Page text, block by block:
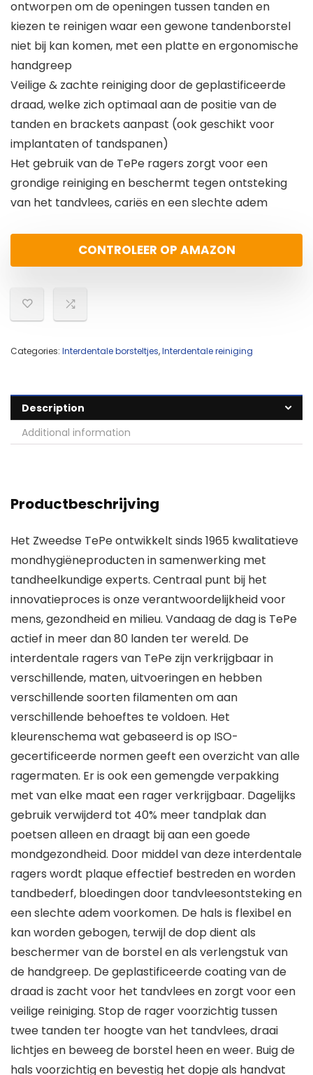
ontworpen om de openingen tussen tanden en
kiezen te reinigen waar een gewone tandenborstel
niet bij kan komen, met een platte en ergonomische
handgreep
Veilige & zachte reiniging door de geplastificeerde
draad, welke zich optimaal aan de positie van de
tanden en brackets aanpast (ook geschikt voor
implantaten of tandspanen)
Het gebruik van de TePe ragers zorgt voor een
grondige reiniging en beschermt tegen ontsteking
van het tandvlees, cariës en een slechte adem
CONTROLEER OP AMAZON
Categories: Interdentale borsteltjes,Interdentale reiniging
Description
Additional information
Productbeschrijving
Het Zweedse TePe ontwikkelt sinds 1965 kwalitatieve
mondhygiëneproducten in samenwerking met
tandheelkundige experts. Centraal punt bij het
innovatieproces is onze verantwoordelijkheid voor
mens, gezondheid en milieu. Vandaag de dag is TePe
actief in meer dan 80 landen ter wereld. De
interdentale ragers van TePe zijn verkrijgbaar in
verschillende, maten, uitvoeringen en hebben
verschillende soorten filamenten om aan
verschillende behoeftes te voldoen. Het
kleurenschema wat gebaseerd is op ISO-
gecertificeerde normen geeft een overzicht van alle
ragermaten. Er is ook een gemengde verpakking
met van elke maat een rager verkrijgbaar. Dagelijks
gebruik verwijderd tot 40% meer tandplak dan
poetsen alleen en draagt bij aan een goede
mondgezondheid. Door middel van deze interdentale
ragers wordt plaque effectief bestreden en worden
tandbederf, bloedingen door tandvleesontsteking en
een slechte adem voorkomen. De hals is flexibel en
kan worden gebogen, terwijl de dop dient als
beschermer van de borstel en als verlengstuk van
de handgreep. De geplastificeerde coating van de
draad is zacht voor het tandvlees en zorgt voor een
veilige reiniging. Stop de rager voorzichtig tussen
twee tanden ter hoogte van het tandvlees, draai
lichtjes en beweeg de borstel heen en weer. Buig de
hals voorzichtig en bevestig het dopje als handvat